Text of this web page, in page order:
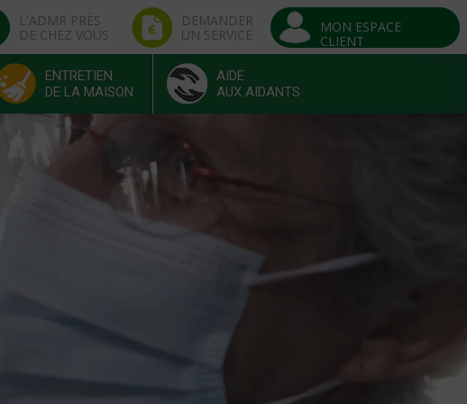
L'ADMR PRÈS
DE CHEZ VOUS
DEMANDER
UN SERVICE
MON ESPACE
CLIENT
ENTRETIEN
DE LA MAISON
AIDE
AUX AIDANTS